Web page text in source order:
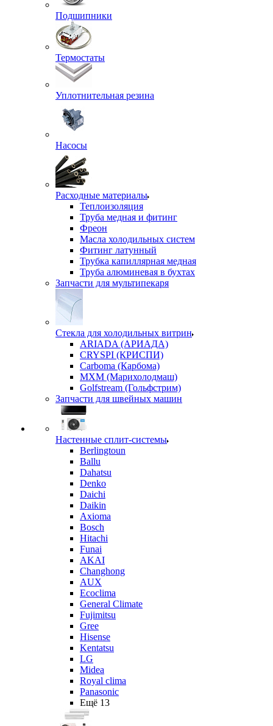
Подшипники
Термостаты
Уплотнительная резина
Насосы
Расходные материалы
Теплоизоляция
Труба медная и фитинг
Фреон
Масла холодильных систем
Фитинг латунный
Трубка капиллярная медная
Труба алюминевая в бухтах
Запчасти для мультипекаря
Стекла для холодильных витрин
ARIADA (АРИАДА)
CRYSPI (КРИСПИ)
Carboma (Карбома)
MXM (Марихолодмаш)
Golfstream (Гольфстрим)
Запчасти для швейных машин
Настенные сплит-системы
Berlingtoun
Ballu
Dahatsu
Denko
Daichi
Daikin
Axioma
Bosch
Hitachi
Funai
AKAI
Changhong
AUX
Ecoclima
General Climate
Fujimitsu
Gree
Hisense
Kentatsu
LG
Midea
Royal clima
Panasonic
Ещё 13